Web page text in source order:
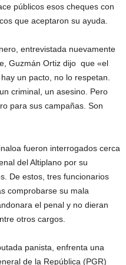
públicos esos cheques con
que aceptaron su ayuda.
entrevistada nuevamente
Guzmán Ortiz dijo que «el
un pacto, no lo respetan.
criminal, un asesino. Pero
para sus campañas. Son
fueron interrogados cerca
del Altiplano por su
De estos, tres funcionarios
comprobarse su mala
el penal y no dieran
otros cargos.
panista, enfrenta una
de la República (PGR)